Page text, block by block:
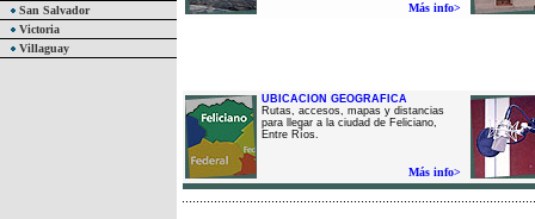
San Salvador
Victoria
Villaguay
Más info>
UBICACION GEOGRAFICA
Rutas, accesos, mapas y distancias
para llegar a la ciudad de Feliciano,
Entre Ríos.
Más info>